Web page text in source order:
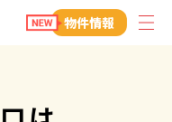
物件情報